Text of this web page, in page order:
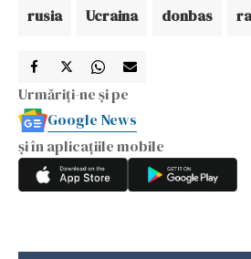
rusia Ucraina donbas
Urmăriți-ne și pe
Google News
și în aplicațiile mobile